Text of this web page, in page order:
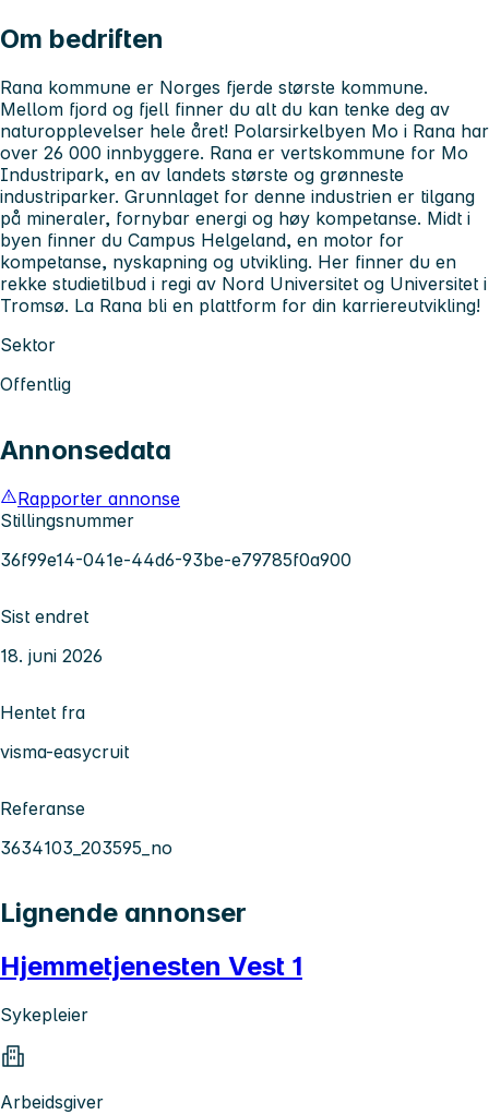
Om bedriften
Rana kommune er Norges fjerde største kommune.
Mellom fjord og fjell finner du alt du kan tenke deg av
naturopplevelser hele året! Polarsirkelbyen Mo i Rana har
over 26 000 innbyggere. Rana er vertskommune for Mo
Industripark, en av landets største og grønneste
industriparker. Grunnlaget for denne industrien er tilgang
på mineraler, fornybar energi og høy kompetanse. Midt i
byen finner du Campus Helgeland, en motor for
kompetanse, nyskapning og utvikling. Her finner du en
rekke studietilbud i regi av Nord Universitet og Universitet i
Tromsø. La Rana bli en plattform for din karriereutvikling!
Sektor
Offentlig
Annonsedata
Rapporter annonse
Stillingsnummer
36f99e14-041e-44d6-93be-e79785f0a900
Sist endret
18. juni 2026
Hentet fra
visma-easycruit
Referanse
3634103_203595_no
Lignende annonser
Hjemmetjenesten Vest 1
Sykepleier
Arbeidsgiver